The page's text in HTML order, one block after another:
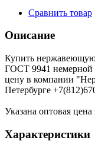
Сравнить товар
Описание
Купить
ГОСТ 9941 немерной
цену в компании
Петербурге
Указана оптовая
Характеристики